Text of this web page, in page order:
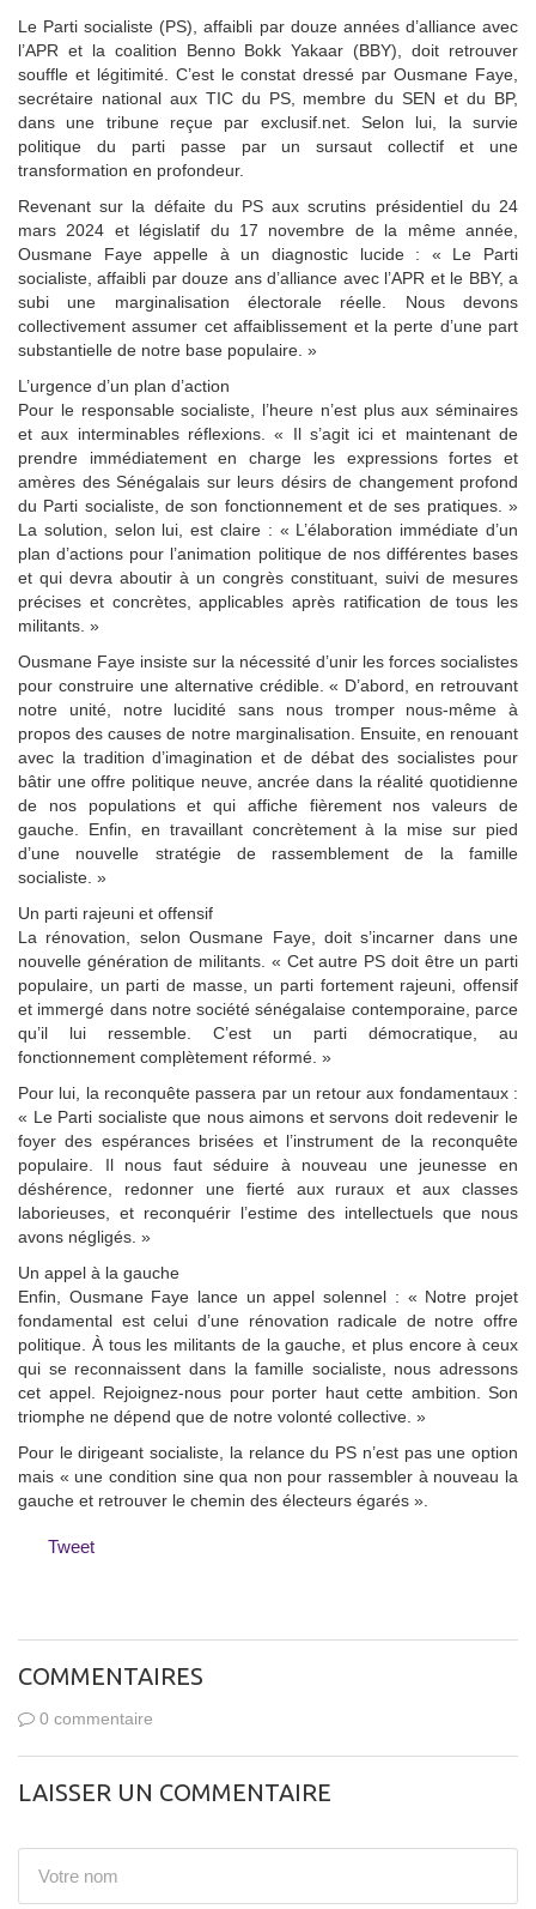
Le Parti socialiste (PS), affaibli par douze années d’alliance avec
l’APR et la coalition Benno Bokk Yakaar (BBY), doit retrouver
souffle et légitimité. C’est le constat dressé par Ousmane Faye,
secrétaire national aux TIC du PS, membre du SEN et du BP,
dans une tribune reçue par exclusif.net. Selon lui, la survie
politique du parti passe par un sursaut collectif et une
transformation en profondeur.
Revenant sur la défaite du PS aux scrutins présidentiel du 24
mars 2024 et législatif du 17 novembre de la même année,
Ousmane Faye appelle à un diagnostic lucide : « Le Parti
socialiste, affaibli par douze ans d’alliance avec l’APR et le BBY, a
subi une marginalisation électorale réelle. Nous devons
collectivement assumer cet affaiblissement et la perte d’une part
substantielle de notre base populaire. »
L’urgence d’un plan d’action
Pour le responsable socialiste, l’heure n’est plus aux séminaires
et aux interminables réflexions. « Il s’agit ici et maintenant de
prendre immédiatement en charge les expressions fortes et
amères des Sénégalais sur leurs désirs de changement profond
du Parti socialiste, de son fonctionnement et de ses pratiques. »
La solution, selon lui, est claire : « L’élaboration immédiate d’un
plan d’actions pour l’animation politique de nos différentes bases
et qui devra aboutir à un congrès constituant, suivi de mesures
précises et concrètes, applicables après ratification de tous les
militants. »
Ousmane Faye insiste sur la nécessité d’unir les forces socialistes
pour construire une alternative crédible. « D’abord, en retrouvant
notre unité, notre lucidité sans nous tromper nous-même à
propos des causes de notre marginalisation. Ensuite, en renouant
avec la tradition d’imagination et de débat des socialistes pour
bâtir une offre politique neuve, ancrée dans la réalité quotidienne
de nos populations et qui affiche fièrement nos valeurs de
gauche. Enfin, en travaillant concrètement à la mise sur pied
d’une nouvelle stratégie de rassemblement de la famille
socialiste. »
Un parti rajeuni et offensif
La rénovation, selon Ousmane Faye, doit s’incarner dans une
nouvelle génération de militants. « Cet autre PS doit être un parti
populaire, un parti de masse, un parti fortement rajeuni, offensif
et immergé dans notre société sénégalaise contemporaine, parce
qu’il lui ressemble. C’est un parti démocratique, au
fonctionnement complètement réformé. »
Pour lui, la reconquête passera par un retour aux fondamentaux :
« Le Parti socialiste que nous aimons et servons doit redevenir le
foyer des espérances brisées et l’instrument de la reconquête
populaire. Il nous faut séduire à nouveau une jeunesse en
déshérence, redonner une fierté aux ruraux et aux classes
laborieuses, et reconquérir l’estime des intellectuels que nous
avons négligés. »
Un appel à la gauche
Enfin, Ousmane Faye lance un appel solennel : « Notre projet
fondamental est celui d’une rénovation radicale de notre offre
politique. À tous les militants de la gauche, et plus encore à ceux
qui se reconnaissent dans la famille socialiste, nous adressons
cet appel. Rejoignez-nous pour porter haut cette ambition. Son
triomphe ne dépend que de notre volonté collective. »
Pour le dirigeant socialiste, la relance du PS n’est pas une option
mais « une condition sine qua non pour rassembler à nouveau la
gauche et retrouver le chemin des électeurs égarés ».
Tweet
COMMENTAIRES
0 commentaire
LAISSER UN COMMENTAIRE